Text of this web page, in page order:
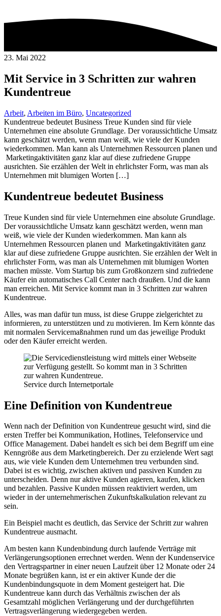
23. Mai 2022
Mit Service in 3 Schritten zur wahren
Kundentreue
Arbeit, Arbeiten im Büro, Uncategorized
Kundentreue bedeutet Business Treue Kunden sind für viele
Unternehmen eine absolute Grundlage. Der voraussichtliche Umsatz
kann geschätzt werden, wenn man weiß, wie viele der Kunden
wiederkommen. Man kann als Unternehmen Ressourcen planen und
Marketingaktivitäten ganz klar auf diese zufriedene Gruppe
ausrichten. Sie erzählen der Welt in ehrlichster Form, was man als
Unternehmen mit blumigen Worten […]
Kundentreue bedeutet Business
Treue Kunden sind für viele Unternehmen eine absolute Grundlage.
Der voraussichtliche Umsatz kann geschätzt werden, wenn man
weiß, wie viele der Kunden wiederkommen. Man kann als
Unternehmen Ressourcen planen und Marketingaktivitäten ganz
klar auf diese zufriedene Gruppe ausrichten. Sie erzählen der Welt in
ehrlichster Form, was man als Unternehmen mit blumigen Worten
machen müsste. Vom Startup bis zum Großkonzern sind zufriedene
Käufer ein automatisches Call Center nach draußen. Und die kann
man erreichen. Mit Service kommt man in 3 Schritten zur wahren
Kundentreue.
Alles, was man dafür tun muss, ist diese Gruppe zielgerichtet zu
informieren, zu unterstützen und zu motivieren. Im Kern könnte das
mit normalen Servicemaßnahmen rund um das jeweilige Produkt
oder den Käufer erreicht werden.
Service durch Internetportale
Eine Definition von Kundentreue
Wenn nach der Definition von Kundentreue gesucht wird, sind die
ersten Treffer bei Kommunikation, Hotlines, Telefonservice und
Office Management. Dabei handelt es sich bei dem Begriff um eine
Kenngröße aus dem Marketingbereich. Der zu erzielende Wert sagt
aus, wie viele Kunden dem Unternehmen treu verbunden sind.
Dabei ist es wichtig, zwischen aktiven und passiven Kunden zu
unterscheiden. Denn nur aktive Kunden agieren, kaufen, klicken
und bezahlen. Passive Kunden müssen reaktiviert werden, um
wieder in der unternehmerischen Zukunftskalkulation relevant zu
sein.
Ein Beispiel macht es deutlich, das Service der Schritt zur wahren
Kundentreue ausmacht.
Am besten kann Kundenbindung durch laufende Verträge mit
Verlängerungsoptionen errechnet werden. Wenn der Kundenservice
den Vertragspartner in einer neuen Laufzeit über 12 Monate oder 24
Monate begrüßen kann, ist er ein aktiver Kunde der die
Kundenbindungsquote in dem Moment gesteigert hat. Die
Kundentreue kann durch das Verhältnis zwischen der als
Gesamtzahl möglichen Verlängerung und der durchgeführten
Vertragsverlängerung wiedergegeben werden.